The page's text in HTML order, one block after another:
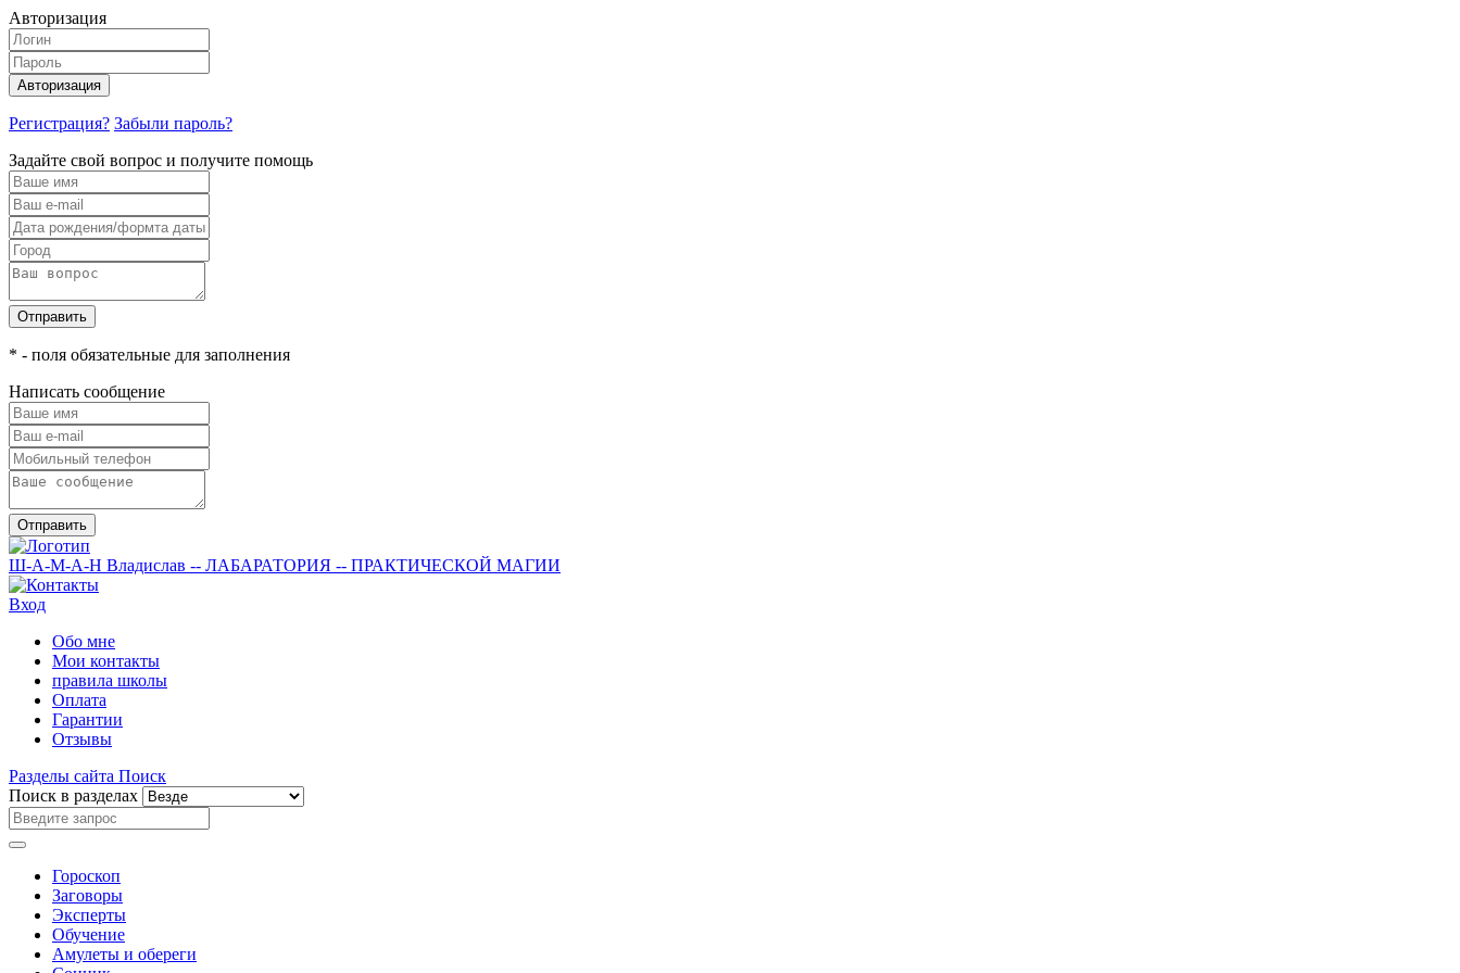
Авторизация
Авторизация
Регистрация? Забыли пароль?
Задайте свой вопрос и получите помощь
Отправить
* - поля обязательные для заполнения
Написать сообщение
Отправить
Ш-А-М-А-Н Владислав -- ЛАБАРАТОРИЯ -- ПРАКТИЧЕСКОЙ МАГИИ
Вход
Обо мне
Мои контакты
правила школы
Оплата
Гарантии
Отзывы
Разделы сайта Поиск
Поиск в разделах
Гороскоп
Заговоры
Эксперты
Обучение
Амулеты и обереги